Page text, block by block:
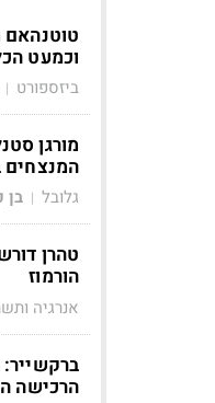
וכמעט
ביזספורט |
המנצחים
גלובל | בן
טהרן
הורמוז
אנרגיה
הרכישה